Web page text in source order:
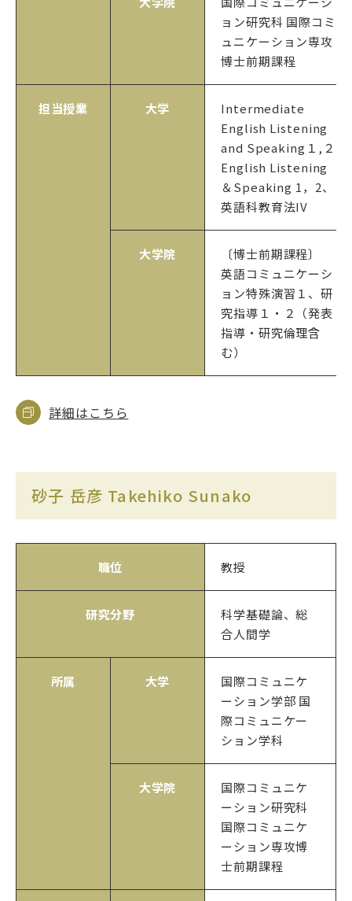
ョン研究科 国際コミ
ュニケーション専攻
博士前期課程
担当授業 大学
Intermediate
English Listening
and Speaking１,２
English Listening
＆Speaking 1，2、
英語科教育法IV
大学院
〔博士前期課程〕
英語コミュニケーシ
ョン特殊演習１、研
究指導１・２（発表
指導・研究倫理含
む）
詳細はこちら
砂子 岳彦 Takehiko Sunako
職位 教授
研究分野
科学基礎論、総
合人間学
所属 大学
国際コミュニケ
ーション学部 国
際コミュニケー
ション学科
大学院
国際コミュニケ
ーション研究科
国際コミュニケ
ーション専攻博
士前期課程